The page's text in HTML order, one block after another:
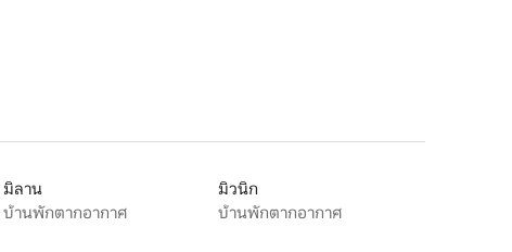
มิลาน
บ้านพักตากอากาศ
มิวนิก
บ้านพักตากอากาศ